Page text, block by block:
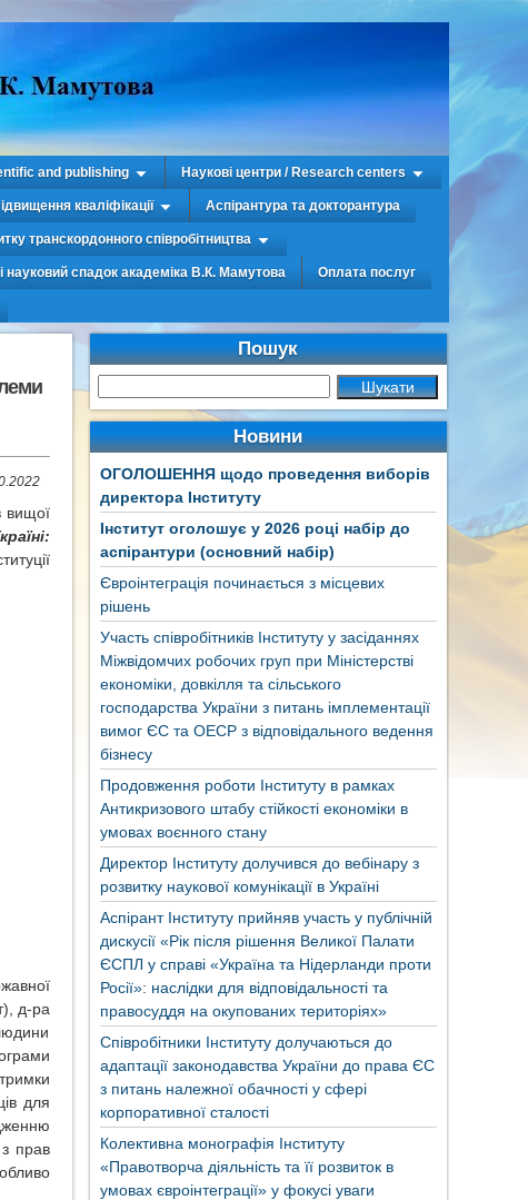
and publishing Наукові центри / Research centers
кваліфікації Аспірантура та докторантура
транскордонного співробітництва
науковий спадок академіка В.К. Мамутова Оплата послуг
вищої
д-ра
для
прав
Пошук
Новини
ОГОЛОШЕННЯ щодо проведення виборів
директора Інституту
Інститут оголошує у 2026 році набір до
аспірантури (основний набір)
Євроінтеграція починається з місцевих
рішень
Участь співробітників Інституту у засіданнях
Міжвідомчих робочих груп при Міністерстві
економіки, довкілля та сільського
господарства України з питань імплементації
вимог ЄС та ОЕСР з відповідального ведення
бізнесу
Продовження роботи Інституту в рамках
Антикризового штабу стійкості економіки в
умовах воєнного стану
Директор Інституту долучився до вебінару з
розвитку наукової комунікації в Україні
Аспірант Інституту прийняв участь у публічній
дискусії «Рік після рішення Великої Палати
ЄСПЛ у справі «Україна та Нідерланди проти
Росії»: наслідки для відповідальності та
правосуддя на окупованих територіях»
Співробітники Інституту долучаються до
адаптації законодавства України до права ЄС
з питань належної обачності у сфері
корпоративної сталості
Колективна монографія Інституту
«Правотворча діяльність та її розвиток в
умовах євроінтеграції» у фокусі уваги